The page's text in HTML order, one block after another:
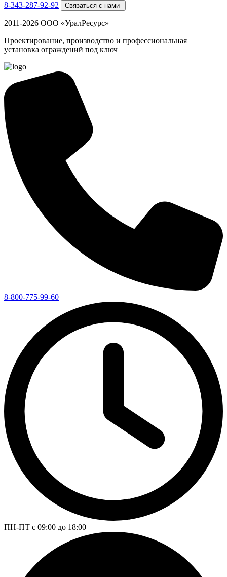
8-343-287-92-92
Связаться с нами
2011-2026 ООО «УралРесурс»
Проектирование, производство и профессиональная
установка ограждений под ключ
8-800-775-99-60
ПН-ПТ с 09:00 до 18:00